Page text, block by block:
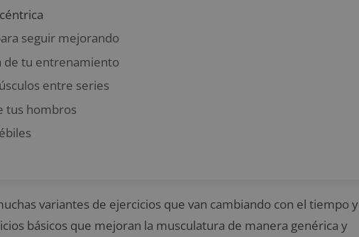
seguir mejorando
de tu entrenamiento
entre series
tus hombros
variantes de ejercicios que van cambiando con el tiempo y
básicos que mejoran la musculatura de manera genérica y